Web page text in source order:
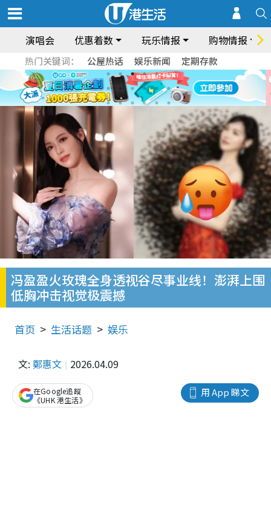
演唱会 优惠着数 玩乐情报 购物情报
热门关键词： 公屋热话 娱乐新闻 定期存款
冯盈盈火玫瑰全身透视谷尽事业线！澎湃上围
低胸冲击视觉极震撼
首页 生活话题 娱乐
文: 鄭惠文 2026.04.09
用 App 睇文
在Google追蹤
《UHK 港生活》